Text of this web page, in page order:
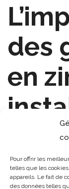
Pour offrir les
telles que les
appareils. Le fait de
des données telles
des
en